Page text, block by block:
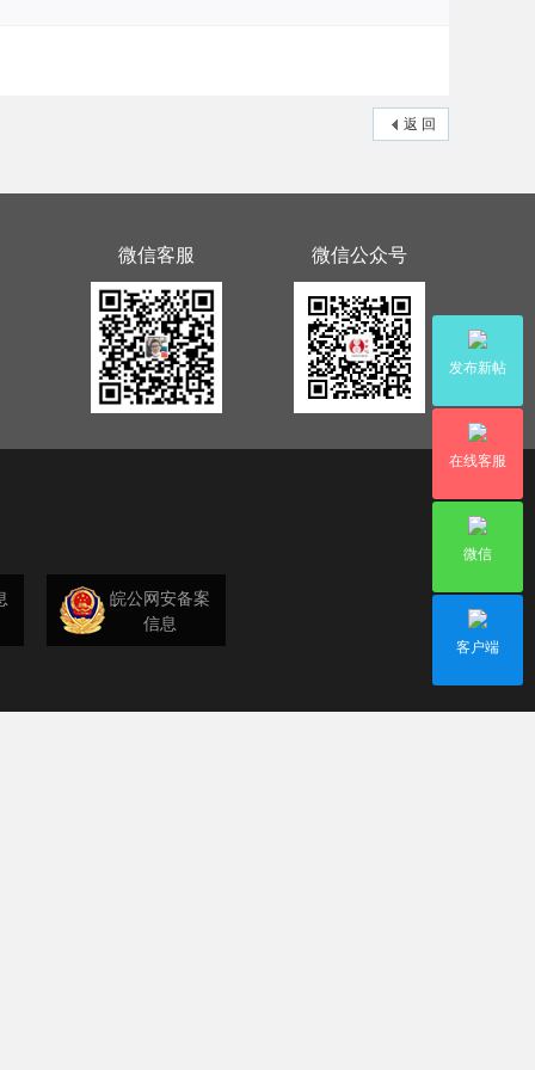
返 回
发布新帖
在线客服
微信
客户端
微信客服 微信公众号
皖公网安备案
信息